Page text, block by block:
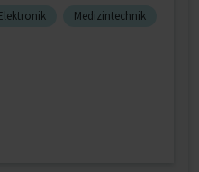
Medizintechnik